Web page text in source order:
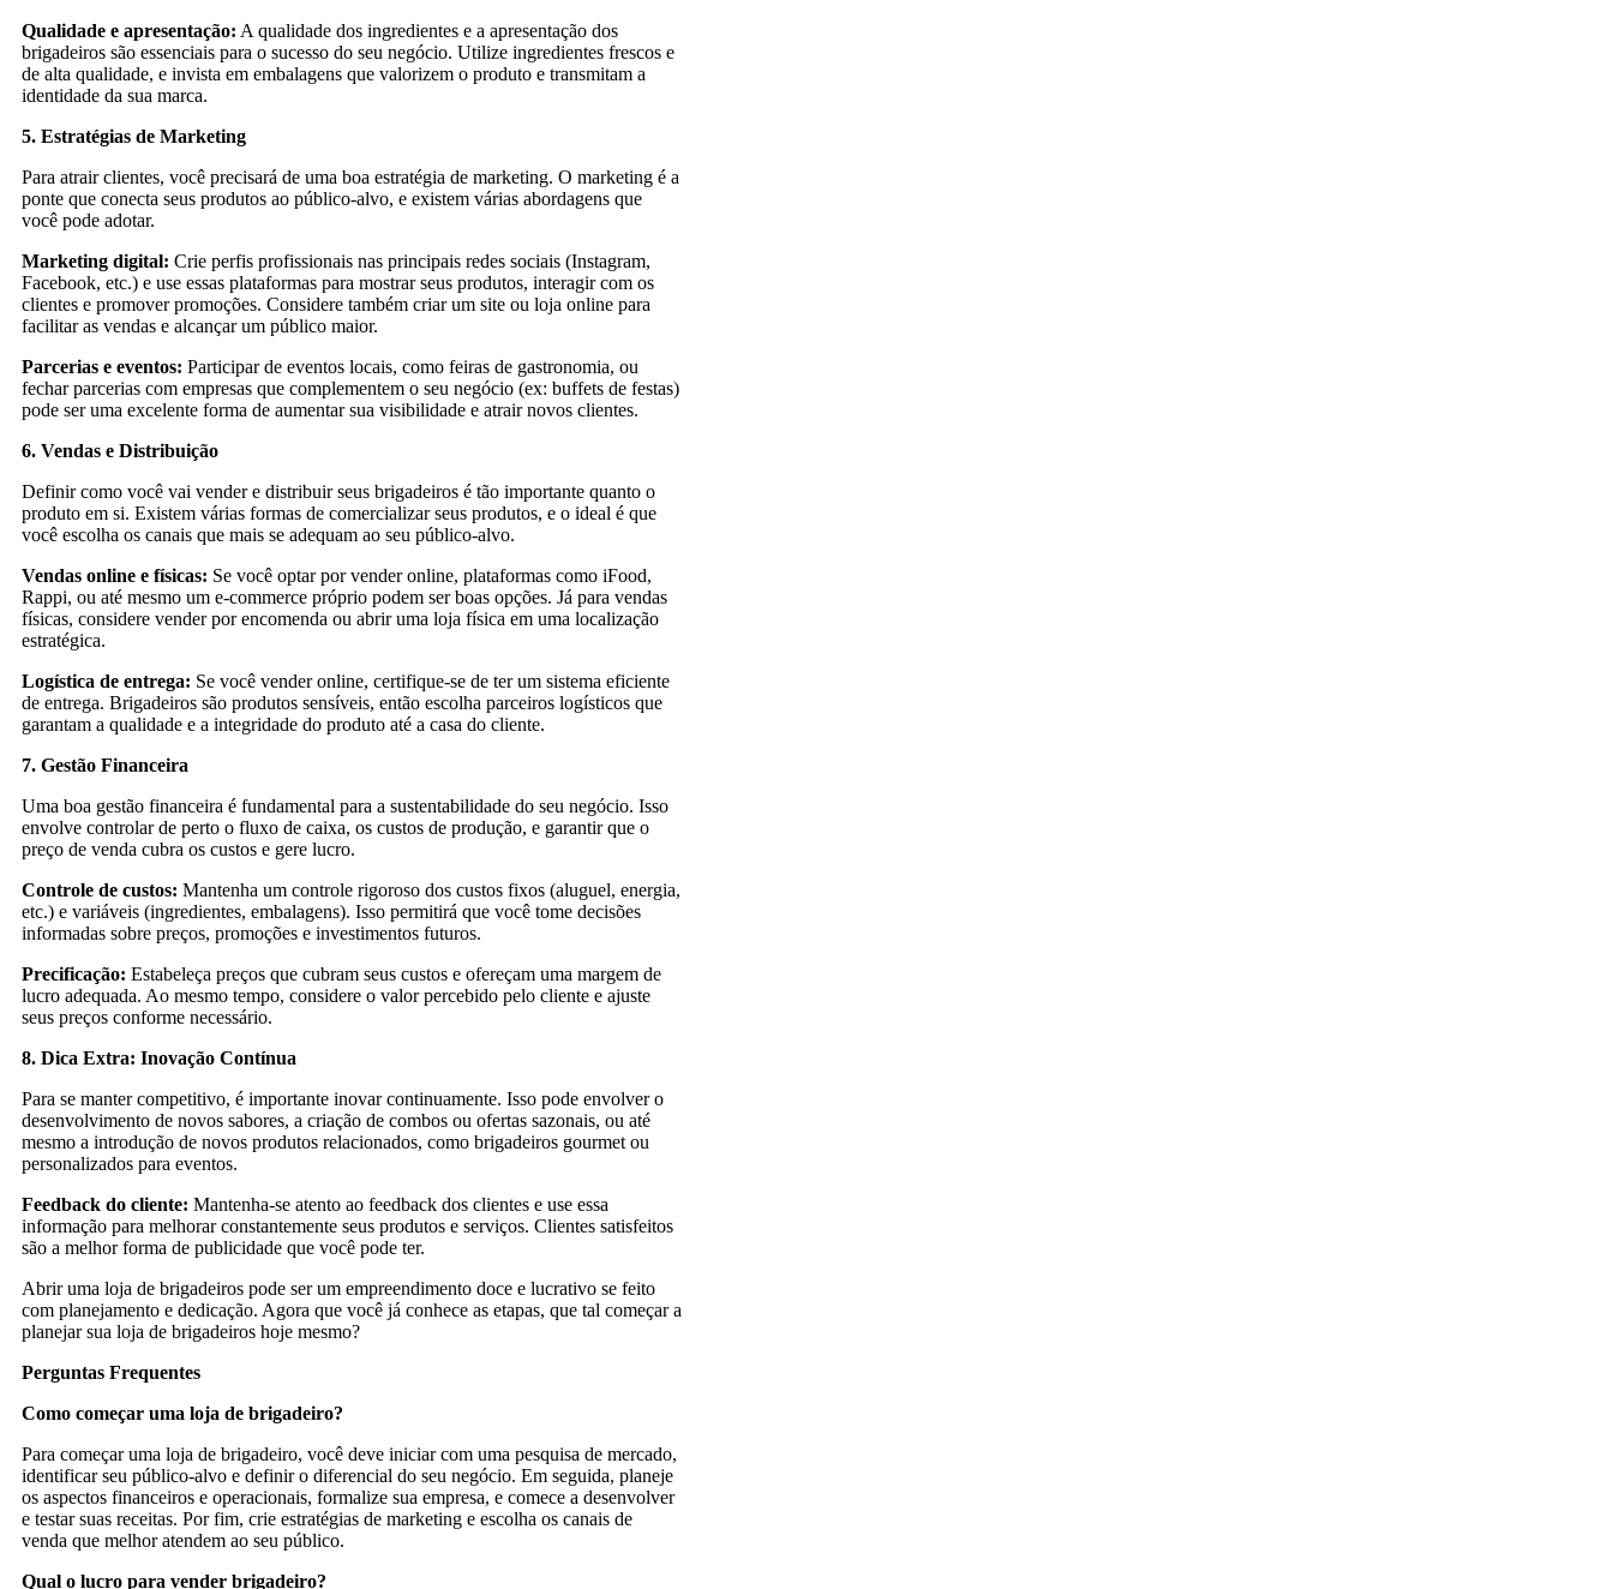
Qualidade e apresentação: A qualidade dos ingredientes e a apresentação dos
brigadeiros são essenciais para o sucesso do seu negócio. Utilize ingredientes frescos e
de alta qualidade, e invista em embalagens que valorizem o produto e transmitam a
identidade da sua marca.
5. Estratégias de Marketing
Para atrair clientes, você precisará de uma boa estratégia de marketing. O marketing é a
ponte que conecta seus produtos ao público-alvo, e existem várias abordagens que
você pode adotar.
Marketing digital: Crie perfis profissionais nas principais redes sociais (Instagram,
Facebook, etc.) e use essas plataformas para mostrar seus produtos, interagir com os
clientes e promover promoções. Considere também criar um site ou loja online para
facilitar as vendas e alcançar um público maior.
Parcerias e eventos: Participar de eventos locais, como feiras de gastronomia, ou
fechar parcerias com empresas que complementem o seu negócio (ex: buffets de festas)
pode ser uma excelente forma de aumentar sua visibilidade e atrair novos clientes.
6. Vendas e Distribuição
Definir como você vai vender e distribuir seus brigadeiros é tão importante quanto o
produto em si. Existem várias formas de comercializar seus produtos, e o ideal é que
você escolha os canais que mais se adequam ao seu público-alvo.
Vendas online e físicas: Se você optar por vender online, plataformas como iFood,
Rappi, ou até mesmo um e-commerce próprio podem ser boas opções. Já para vendas
físicas, considere vender por encomenda ou abrir uma loja física em uma localização
estratégica.
Logística de entrega: Se você vender online, certifique-se de ter um sistema eficiente
de entrega. Brigadeiros são produtos sensíveis, então escolha parceiros logísticos que
garantam a qualidade e a integridade do produto até a casa do cliente.
7. Gestão Financeira
Uma boa gestão financeira é fundamental para a sustentabilidade do seu negócio. Isso
envolve controlar de perto o fluxo de caixa, os custos de produção, e garantir que o
preço de venda cubra os custos e gere lucro.
Controle de custos: Mantenha um controle rigoroso dos custos fixos (aluguel, energia,
etc.) e variáveis (ingredientes, embalagens). Isso permitirá que você tome decisões
informadas sobre preços, promoções e investimentos futuros.
Precificação: Estabeleça preços que cubram seus custos e ofereçam uma margem de
lucro adequada. Ao mesmo tempo, considere o valor percebido pelo cliente e ajuste
seus preços conforme necessário.
8. Dica Extra: Inovação Contínua
Para se manter competitivo, é importante inovar continuamente. Isso pode envolver o
desenvolvimento de novos sabores, a criação de combos ou ofertas sazonais, ou até
mesmo a introdução de novos produtos relacionados, como brigadeiros gourmet ou
personalizados para eventos.
Feedback do cliente: Mantenha-se atento ao feedback dos clientes e use essa
informação para melhorar constantemente seus produtos e serviços. Clientes satisfeitos
são a melhor forma de publicidade que você pode ter.
Abrir uma loja de brigadeiros pode ser um empreendimento doce e lucrativo se feito
com planejamento e dedicação. Agora que você já conhece as etapas, que tal começar a
planejar sua loja de brigadeiros hoje mesmo?
Perguntas Frequentes
Como começar uma loja de brigadeiro?
Para começar uma loja de brigadeiro, você deve iniciar com uma pesquisa de mercado,
identificar seu público-alvo e definir o diferencial do seu negócio. Em seguida, planeje
os aspectos financeiros e operacionais, formalize sua empresa, e comece a desenvolver
e testar suas receitas. Por fim, crie estratégias de marketing e escolha os canais de
venda que melhor atendem ao seu público.
Qual o lucro para vender brigadeiro?